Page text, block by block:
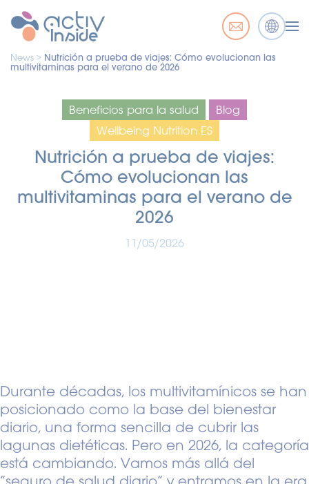
News > Nutrición a prueba de viajes: Cómo evolucionan las
multivitaminas para el verano de 2026
Beneficios para la salud
Blog
Wellbeing Nutrition ES
Nutrición a prueba de viajes:
Cómo evolucionan las
multivitaminas para el verano de
2026
11/05/2026
Durante décadas, los multivitamínicos se han
posicionado como la base del bienestar
diario, una forma sencilla de cubrir las
lagunas dietéticas. Pero en 2026, la categoría
está cambiando. Vamos más allá del